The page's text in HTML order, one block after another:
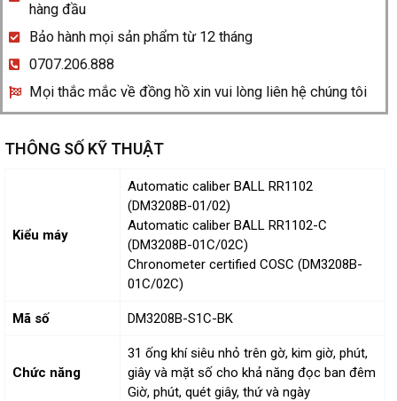
hàng đầu
Bảo hành mọi sản phẩm từ 12 tháng
0707.206.888
Mọi thắc mắc về đồng hồ xin vui lòng liên hệ chúng tôi
THÔNG SỐ KỸ THUẬT
Kiểu máy
Automatic caliber BALL RR1102
(DM3208B-01/02)
Automatic caliber BALL RR1102-C
(DM3208B-01C/02C)
Chronometer certified COSC (DM3208B-
01C/02C)
Mã số DM3208B-S1C-BK
Chức năng
31 ống khí siêu nhỏ trên gờ, kim giờ, phút,
giây và mặt số cho khả năng đọc ban đêm
Giờ, phút, quét giây, thứ và ngày